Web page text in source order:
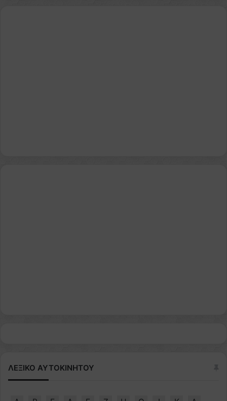
ΛΕΞΙΚΟ ΑΥΤΟΚΙΝΗΤΟΥ